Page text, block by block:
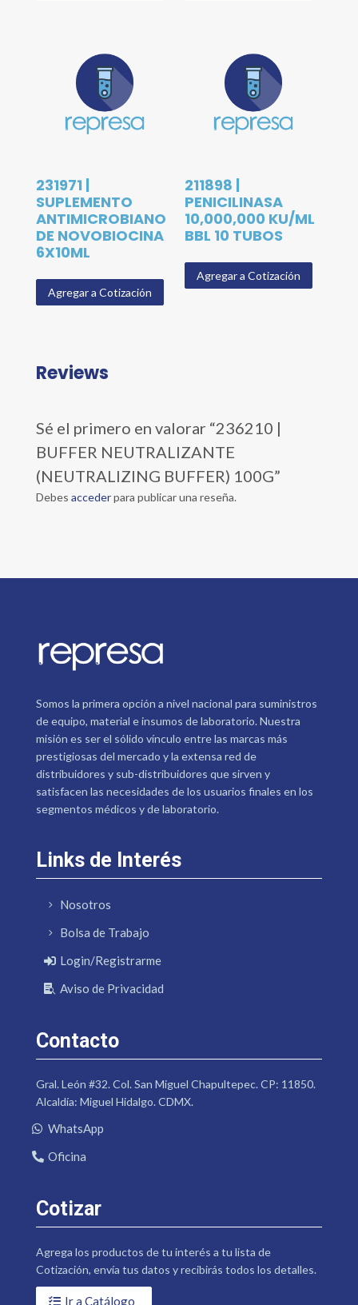
231971 |
SUPLEMENTO
ANTIMICROBIANO
DE NOVOBIOCINA
6X10ML
Agregar a Cotización
211898 |
PENICILINASA
10,000,000 KU/ML
BBL 10 TUBOS
Agregar a Cotización
Reviews
Sé el primero en valorar “236210 |
BUFFER NEUTRALIZANTE
(NEUTRALIZING BUFFER) 100G”
Debes accederpara publicar una reseña.
Somos la primera opción a nivel nacional para suministros
de equipo, material e insumos de laboratorio. Nuestra
misión es ser el sólido vínculo entre las marcas más
prestigiosas del mercado y la extensa red de
distribuidores y sub-distribuidores que sirven y
satisfacen las necesidades de los usuarios finales en los
segmentos médicos y de laboratorio.
Links de Interés
Nosotros
Bolsa de Trabajo
Login/Registrarme
Aviso de Privacidad
Contacto
Gral. León #32. Col. San Miguel Chapultepec. CP: 11850.
Alcaldía: Miguel Hidalgo. CDMX.
WhatsApp
Oficina
Cotizar
Agrega los productos de tu interés a tu lista de
Cotización, envía tus datos y recibirás todos los detalles.
Ir a Catálogo